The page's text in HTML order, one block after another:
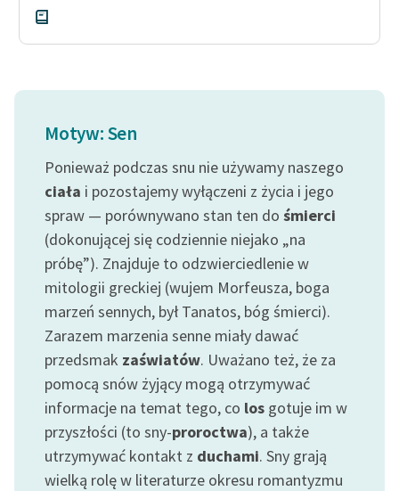
Deklaracja dostępności
Motyw: Sen
Ponieważ podczas snu nie używamy naszego
ciała i pozostajemy wyłączeni z życia i jego
spraw — porównywano stan ten do śmierci
(dokonującej się codziennie niejako „na
próbę”). Znajduje to odzwierciedlenie w
mitologii greckiej (wujem Morfeusza, boga
marzeń sennych, był Tanatos, bóg śmierci).
Zarazem marzenia senne miały dawać
przedsmak zaświatów. Uważano też, że za
pomocą snów żyjący mogą otrzymywać
informacje na temat tego, co los gotuje im w
przyszłości (to sny-proroctwa), a także
utrzymywać kontakt z duchami. Sny grają
wielką rolę w literaturze okresu romantyzmu